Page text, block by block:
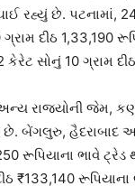
રહ્યું છે. પટનામાં,
ગ્રામ દીઠ 1,33,190
સોનું 10 ગ્રામ
રાજ્યોની જેમ,
છે. બેંગલુરુ, હૈદરાબાદ
રૂપિયાના ભાવે
₹133,140